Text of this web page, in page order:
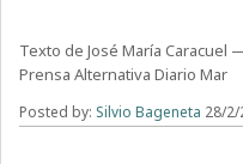
Texto de José María Caracuel
Prensa Alternativa Diario Mar
Posted by: Silvio Bageneta 28/